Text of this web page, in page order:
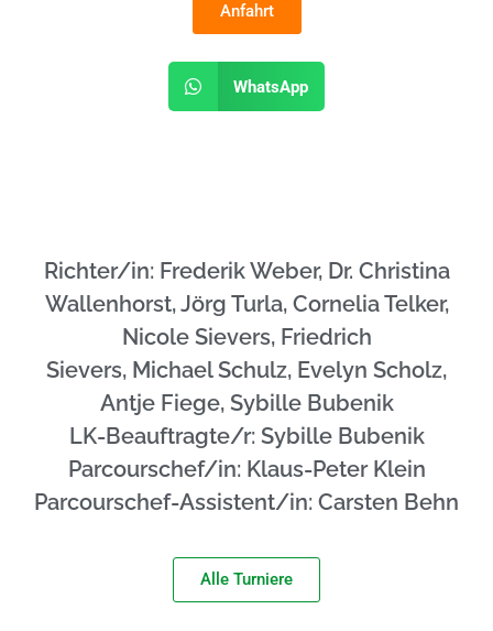
Anfahrt
WhatsApp
Richter/in: Frederik Weber, Dr. Christina
Wallenhorst, Jörg Turla, Cornelia Telker,
Nicole Sievers, Friedrich
Sievers, Michael Schulz, Evelyn Scholz,
Antje Fiege, Sybille Bubenik
LK-Beauftragte/r: Sybille Bubenik
Parcourschef/in: Klaus-Peter Klein
Parcourschef-Assistent/in: Carsten Behn
Alle Turniere